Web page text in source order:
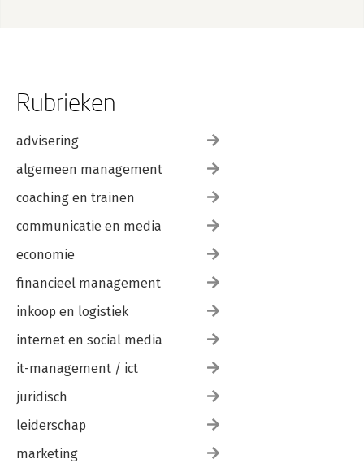
Rubrieken
advisering
algemeen management
coaching en trainen
communicatie en media
economie
financieel management
inkoop en logistiek
internet en social media
it-management / ict
juridisch
leiderschap
marketing